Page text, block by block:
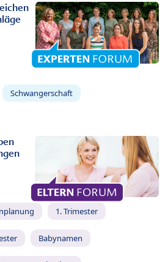
Schwangerschaft
1. Trimester
Babynamen